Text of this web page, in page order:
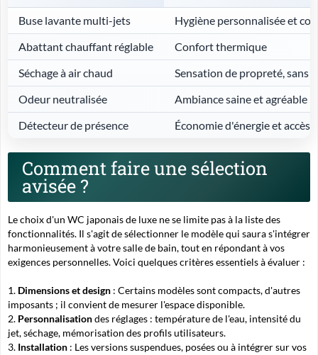
Buse lavante multi-jets
Hygiène personnalisée et
Abattant chauffant réglable
Confort thermique
Séchage à air chaud
Sensation de propreté, sans
Odeur neutralisée
Ambiance saine et agréable
Détecteur de présence
Économie d'énergie et accès
Comment faire une sélection
avisée ?
Le choix d'un WC japonais de luxe ne se limite pas à la liste des
fonctionnalités. Il s'agit de sélectionner le modèle qui saura s'intégrer
harmonieusement à votre salle de bain, tout en répondant à vos
exigences personnelles. Voici quelques critères essentiels à évaluer :
Dimensions et design : Certains modèles sont compacts, d'autres
imposants ; il convient de mesurer l'espace disponible.
Personnalisationdes réglages : température de l'eau, intensité du
jet, séchage, mémorisation des profils utilisateurs.
Installation : Les versions suspendues, posées ou à intégrer sur vos